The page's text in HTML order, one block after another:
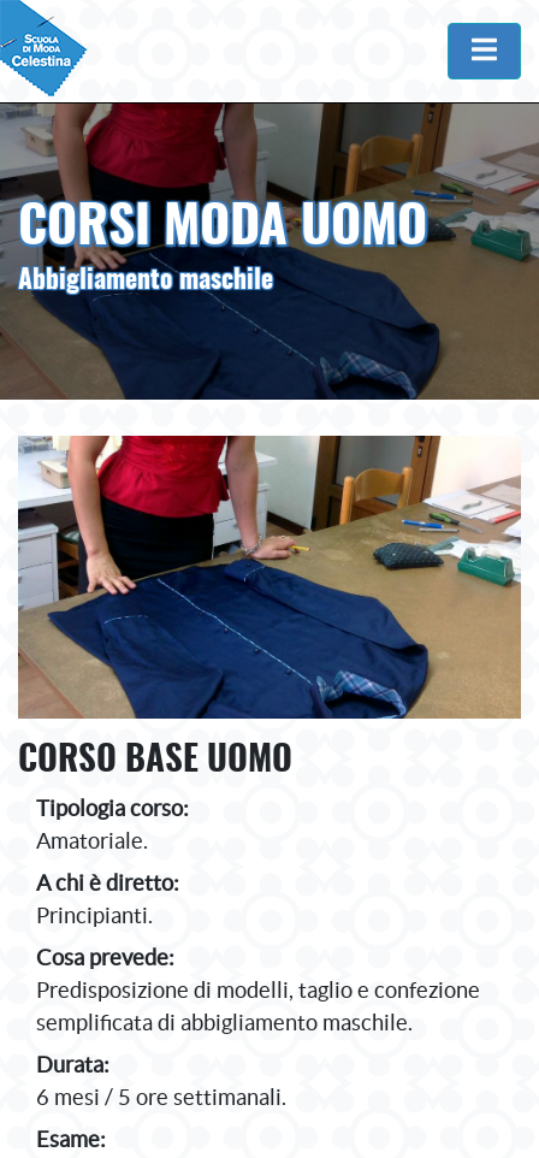
CORSI MODA UOMO
Abbigliamento maschile
CORSO BASE UOMO
Tipologia corso:
Amatoriale.
A chi è diretto:
Principianti.
Cosa prevede:
Predisposizione di modelli, taglio e confezione
semplificata di abbigliamento maschile.
Durata:
6 mesi / 5 ore settimanali.
Esame: